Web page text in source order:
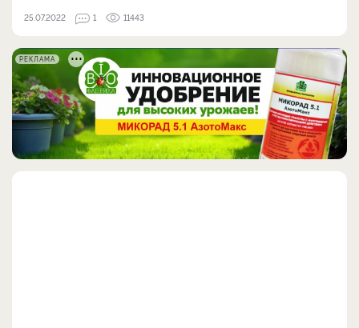
25.07.2022 1 11443
РЕКЛАМА